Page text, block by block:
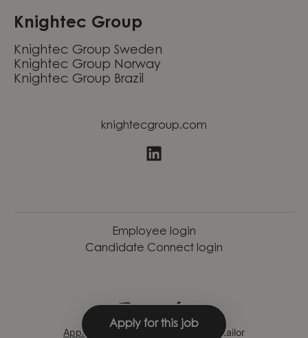
Apply for this job
Knightec Group
Knightec Group Sweden
Knightec Group Norway
Knightec Group Brazil
knightecgroup.com
Employee login
Candidate Connect login
Applicant tracking systemby Teamtailor